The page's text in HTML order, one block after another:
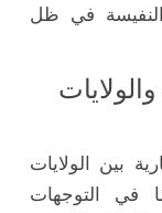
في ظل
بين الولايات
في التوجهات